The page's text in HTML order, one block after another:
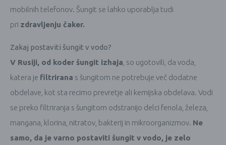
mobilnih telefonov. Šungit se lahko uporablja tudi
pri zdravljenju čaker.
Zakaj postaviti šungit v vodo?
V Rusiji, od koder šungit izhaja , so ugotovili, da voda,
katera je filtrirana s šungitom ne potrebuje več dodatne
obdelave, kot sta recimo prevretje ali kemijska obdelava. Vodi
se preko filtriranja s šungitom odstranijo delci fenola, železa,
mangana, klorina, nitratov, bakterij in mikroorganizmov. Ne
samo, da je varno postaviti šungit v vodo, je zelo